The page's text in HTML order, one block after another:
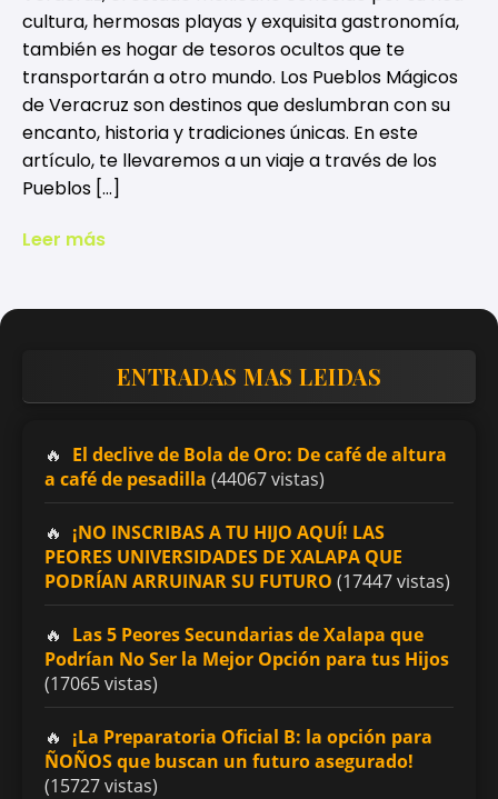
cultura, hermosas playas y exquisita gastronomía,
también es hogar de tesoros ocultos que te
transportarán a otro mundo. Los Pueblos Mágicos
de Veracruz son destinos que deslumbran con su
encanto, historia y tradiciones únicas. En este
artículo, te llevaremos a un viaje a través de los
Pueblos […]
Leer más
ENTRADAS MAS LEIDAS
El declive de Bola de Oro: De café de altura
a café de pesadilla (44067 vistas)
¡NO INSCRIBAS A TU HIJO AQUÍ! LAS
PEORES UNIVERSIDADES DE XALAPA QUE
PODRÍAN ARRUINAR SU FUTURO (17447 vistas)
Las 5 Peores Secundarias de Xalapa que
Podrían No Ser la Mejor Opción para tus Hijos
(17065 vistas)
¡La Preparatoria Oficial B: la opción para
ÑOÑOS que buscan un futuro asegurado!
(15727 vistas)